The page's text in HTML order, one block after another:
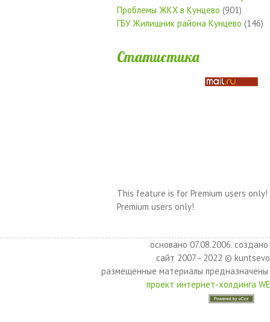
Проблемы ЖКХ в Кунцево (901)
ГБУ Жилищник района Кунцево (146)
Статистика
This feature is for Premium users only!
Premium users only!
основано 07.08.2006.
сайт 2007 - 2022 ©
размещенные материалы
проект интернет-холдинга